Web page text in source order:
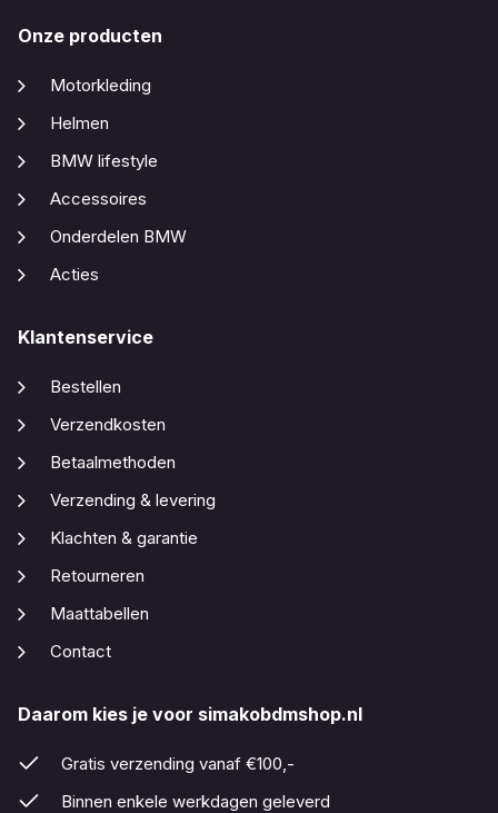
Onze producten
Motorkleding
Helmen
BMW lifestyle
Accessoires
Onderdelen BMW
Acties
Klantenservice
Bestellen
Verzendkosten
Betaalmethoden
Verzending & levering
Klachten & garantie
Retourneren
Maattabellen
Contact
Daarom kies je voor simakobdmshop.nl
Gratis verzending vanaf €100,-
Binnen enkele werkdagen geleverd